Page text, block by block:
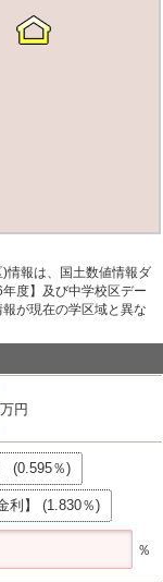
情報は、国土数値情報ダ
度】及び中学校区デー
が現在の学区域と異な
万円
(0.595％)
利】 (1.830％)
％